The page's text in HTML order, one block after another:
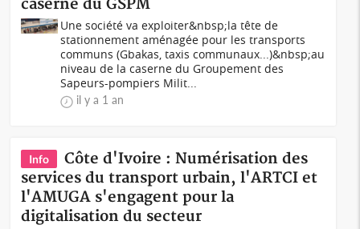
caserne du GSPM
Une société va exploiter&nbsp;la tête de
stationnement aménagée pour les transports
communs (Gbakas, taxis communaux...)&nbsp;au
niveau de la caserne du Groupement des
Sapeurs-pompiers Milit...
il y a 1 an
Info
Côte d'Ivoire : Numérisation des
services du transport urbain, l'ARTCI et
l'AMUGA s'engagent pour la
digitalisation du secteur